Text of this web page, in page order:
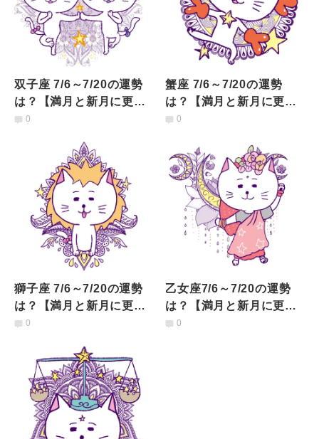
双子座 7/6～7/20の運勢
は？【満月と新月に更
新！インド占星術】
0
蟹座 7/6～7/20の運勢
は？【満月と新月に更
新！インド占星術】
0
獅子座 7/6～7/20の運勢
は？【満月と新月に更
新！インド占星術】
0
乙女座7/6～7/20の運勢
は？【満月と新月に更
新！インド占星術】
0